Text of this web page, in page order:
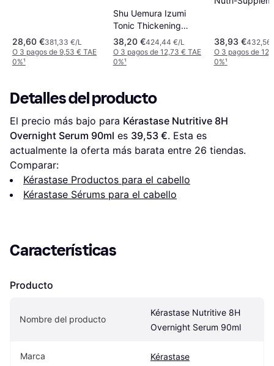
28,60 €381,33 €/L
O 3 pagos de 9,53 € TAE
0%¹
Shu Uemura Izumi
Tonic Thickening
Serum 90ml
38,20 €424,44 €/L
O 3 pagos de 12,73 € TAE
0%¹
38,93 €432,56
O 3 pagos de
0%¹
Detalles del producto
El precio más bajo para Kérastase Nutritive 8H
Overnight Serum 90ml es 39,53 €. Esta es
actualmente la oferta más barata entre 26 tiendas.
Comparar:
Kérastase Productos para el cabello
Kérastase Sérums para el cabello
Características
Producto
Nombre del producto
Kérastase Nutritive 8H
Overnight Serum 90ml
Marca Kérastase